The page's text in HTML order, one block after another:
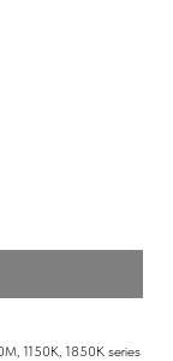
1150K, 1850K series